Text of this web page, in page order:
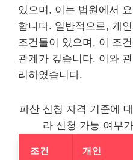
있으며, 이는 법원에서
합니다. 일반적으로, 개
조건들이 있으며, 이 조
관계가 깊습니다. 이와
리하였습니다.
파산 신청 자격 기준에
라 신청 가능 여부
조건 개인